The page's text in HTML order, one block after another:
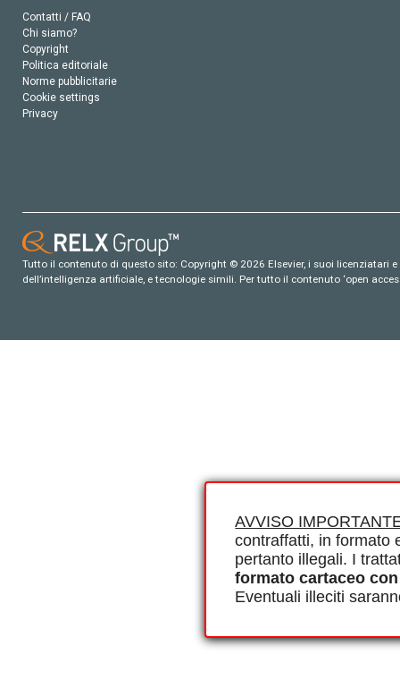
AVVISO
contraffatti, in formato
pertanto illegali. I
formato cartaceo
Eventuali illeciti
Contatti / FAQ
Chi siamo?
Copyright
Politica editoriale
Norme pubblicitarie
Cookie settings
Privacy
Tutto il contenuto di questo sito: Copyright © 2026 Elsevier, i suoi
dell’intelligenza artificiale, e tecnologie simili. Per tutto il contenuto ‘open